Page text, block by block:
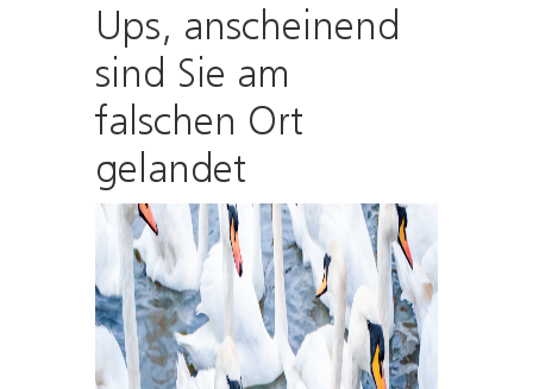
Ups, anscheinend
sind Sie am
falschen Ort
gelandet